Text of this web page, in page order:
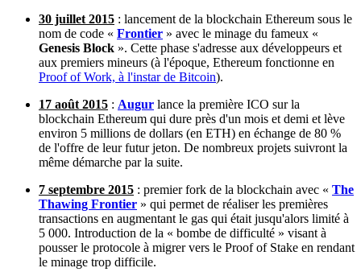
30 juillet 2015 : lancement de la blockchain Ethereum sous le
nom de code « Frontier » avec le minage du fameux «
Genesis Block ». Cette phase s'adresse aux développeurs et
aux premiers mineurs (à l'époque, Ethereum fonctionne en
Proof of Work, à l'instar de Bitcoin).
17 août 2015 : Augur lance la première ICO sur la
blockchain Ethereum qui dure près d'un mois et demi et lève
environ 5 millions de dollars (en ETH) en échange de 80 %
de l'offre de leur futur jeton. De nombreux projets suivront la
même démarche par la suite.
7 septembre 2015 : premier fork de la blockchain avec « The
Thawing Frontier » qui permet de réaliser les premières
transactions en augmentant le gas qui était jusqu'alors limité à
5 000. Introduction de la « bombe de difficulté » visant à
pousser le protocole à migrer vers le Proof of Stake en rendant
le minage trop difficile.